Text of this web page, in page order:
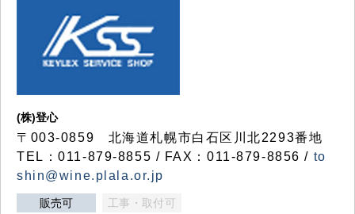
(株)登心
〒003-0859 北海道札幌市白石区川北2293番地
TEL：011-879-8855 / FAX：011-879-8856 / to
shin@wine.plala.or.jp
販売可 工事・取付可